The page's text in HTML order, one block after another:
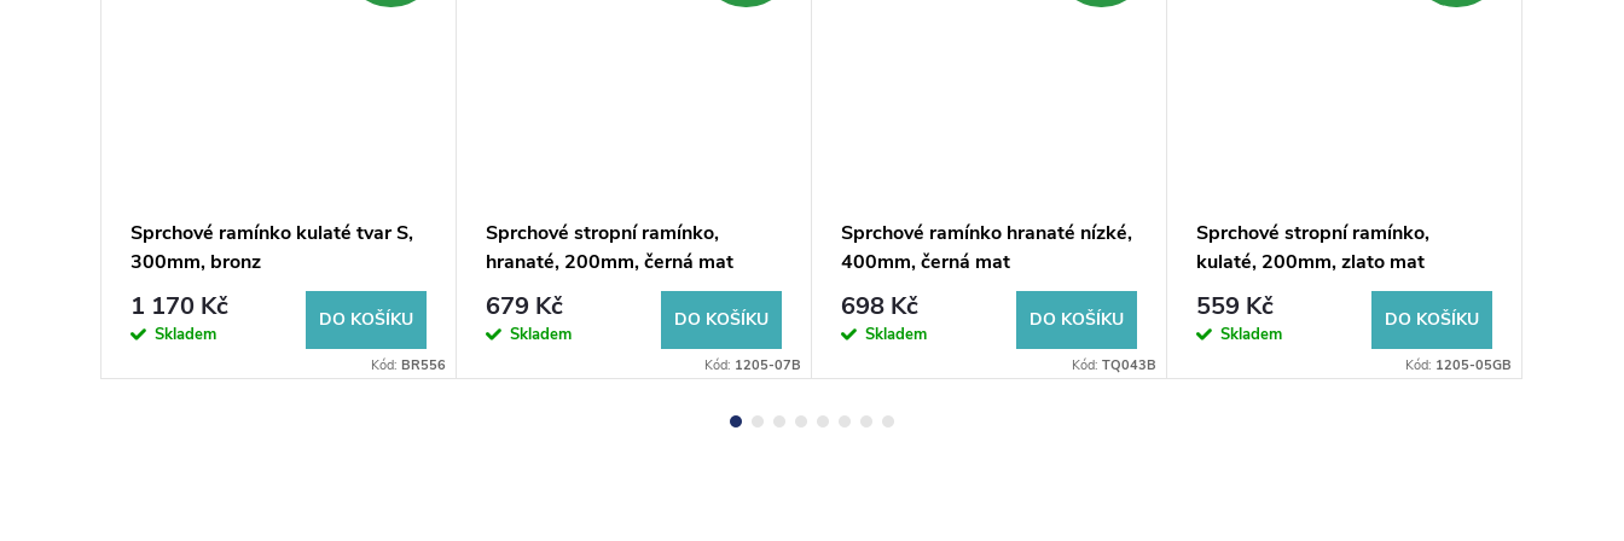
Sprchové ramínko kulaté tvar S,
300mm, bronz
1 170 Kč
Skladem
DO KOŠÍKU
Kód: BR556
Sprchové stropní ramínko,
hranaté, 200mm, černá mat
679 Kč
Skladem
DO KOŠÍKU
Kód: 1205-07B
Sprchové ramínko hranaté nízké,
400mm, černá mat
698 Kč
Skladem
DO KOŠÍKU
Kód: TQ043B
Sprchové stropní ramínko,
kulaté, 200mm, zlato mat
559 Kč
Skladem
DO KOŠÍKU
Kód: 1205-05GB